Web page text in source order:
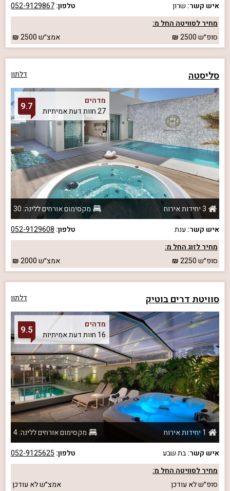
איש קשר: שרון טלפון:052-9129867
מחיר לסוויטה החל מ:
סופ״ש2500 אמצ״ש2500
סליסטה דלתון
מדהים
27 חוות דעת אמיתיות
9.7
3 יחידות אירוח
מקסימום אורחים ללינה: 30
איש קשר: ענת טלפון: 052-9129608
מחיר לזוג החל מ:
סופ״ש2250 אמצ״ש2000
סוויטת דרים בוטיק דלתון
מדהים
16 חוות דעת אמיתיות
9.5
1 יחידות אירוח
מקסימום אורחים ללינה: 4
איש קשר:בת שבע טלפון: 052-9125625
מחיר לסוויטה החל מ:
סופ״שלא עודכן אמצ״שלא עודכן